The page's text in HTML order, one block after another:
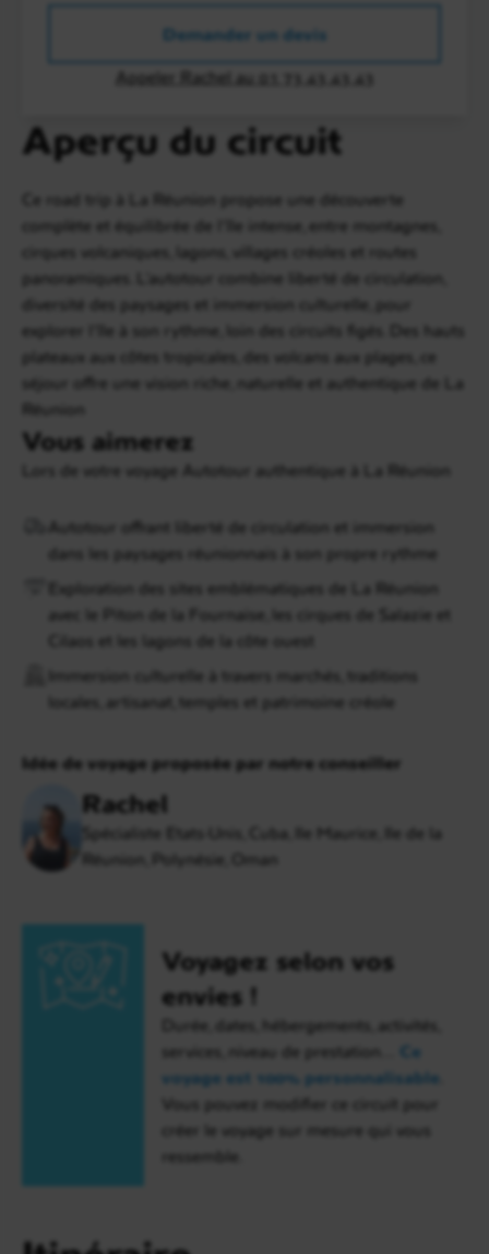
Aperçu du circuit
Ce road trip à La Réunion propose une découverte
complète et équilibrée de l’île intense, entre montagnes,
cirques volcaniques, lagons, villages créoles et routes
panoramiques. L'autotour combine liberté de circulation,
diversité des paysages et immersion culturelle, pour
explorer l’île à son rythme, loin des circuits figés. Des hauts
plateaux aux côtes tropicales, des volcans aux plages, ce
séjour offre une vision riche, naturelle et authentique de La
Réunion
Vous aimerez
Lors de votre voyage Autotour authentique à La Réunion
Autotour offrant liberté de circulation et immersion
dans les paysages réunionnais à son propre rythme
Exploration des sites emblématiques de La Réunion
avec le Piton de la Fournaise, les cirques de Salazie et
Cilaos et les lagons de la côte ouest
Immersion culturelle à travers marchés, traditions
locales, artisanat, temples et patrimoine créole
Idée de voyage proposée par notre conseiller
Rachel
Spécialiste Etats-Unis, Cuba, Ile Maurice, Ile de la
Réunion, Polynésie, Oman
Demander un devis
Appeler Rachel au 01 73 43 43 43
Voyagez selon vos
envies !
Durée, dates, hébergements, activités,
services, niveau de prestation…
Ce
voyage est 100% personnalisable
Vous pouvez modifier ce circuit pour
créer le voyage sur mesure qui vous
ressemble.